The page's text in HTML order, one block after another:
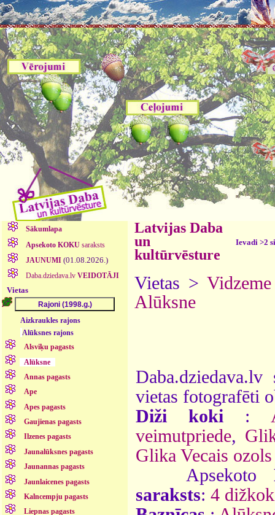
Sākumlapa
Apsekoto KOKUsaraksts
JAUNUMI (01.08.2026.)
Daba.dziedava.lv VEIDOTĀJI
Vietas
Aizkraukles rajons
Alūksnes rajons
Alsviķu pagasts
Alūksne
Annas pagasts
Ape
Apes pagasts
Gaujienas pagasts
Ilzenes pagasts
Jaunalūksnes pagasts
Jaunannas pagasts
Jaunlaicenes pagasts
Kalncempju pagasts
Liepnas pagasts
Latvijas Daba
un
kultūrvēsture
Ievadi >2
Vietas > Vidzeme
Alūksne
vietas fotografēti
Diži koki :
veimutpriede,
Glika Vecais ozols
Apsekoto
saraksts: 4